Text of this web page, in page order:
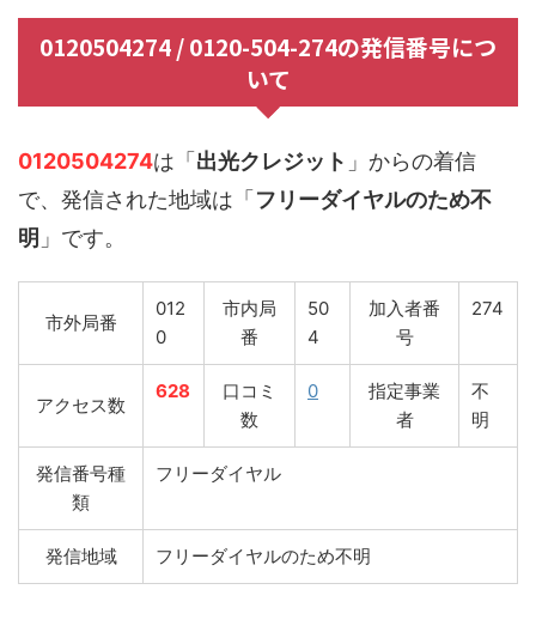
0120504274 / 0120-504-274の発信番号につ
いて
0120504274は「 出光クレジット 」からの着信
で、発信された地域は「 フリーダイヤルのため不
明 」です。
市外局番
012
0
市内局
番
50
4
加入者番
号
274
アクセス数
628
口コミ
数
0
指定事業
者
不
明
発信番号種
類
フリーダイヤル
発信地域 フリーダイヤルのため不明